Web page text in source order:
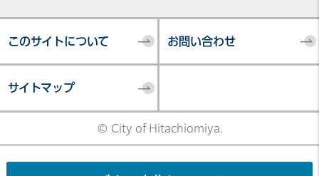
このサイトについて お問い合わせ
サイトマップ
© City of Hitachiomiya.